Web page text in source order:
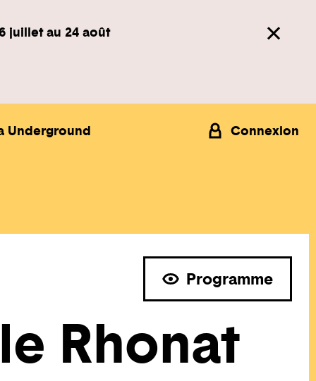
juillet au 24 août
Underground Connexion
Rhonat
Programme